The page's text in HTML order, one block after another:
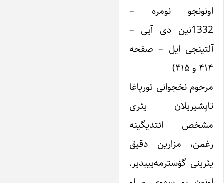
اونونجو نومره –
1332نین دی آیی –
آلتینجی ایل – صفحه
۴۱۴ و ۴۱۵)
مرحوم نخجوانی‌ تورپاغا
تاپشیریلان یئری
مشخص ائتدیگینه
رغمن، مزارین دقیق
یئرینی گؤستر‌مه‌ییبدیر.